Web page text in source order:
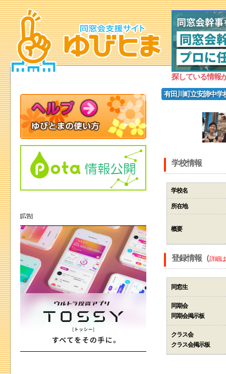
探している情報
有田川町立安諦中学
学校情報
学校名
所在地
概要
登録情報（詳細
同窓生
同期会
同期会掲示板
クラス会
クラス会掲示板
[広告]